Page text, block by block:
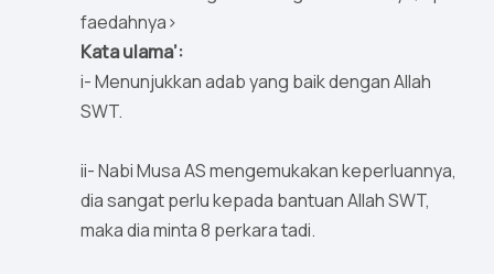
faedahnya>
Kata ulama’:
i- Menunjukkan adab yang baik dengan Allah
SWT.
ii- Nabi Musa AS mengemukakan keperluannya,
dia sangat perlu kepada bantuan Allah SWT,
maka dia minta 8 perkara tadi.